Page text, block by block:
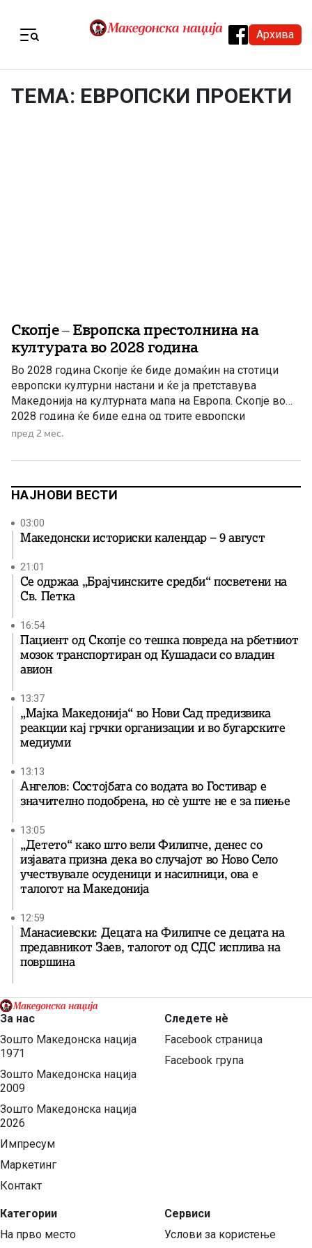
Архива
ТЕМА: ЕВРОПСКИ ПРОЕКТИ
Скопје – Европска престолнина на
културата во 2028 година
Во 2028 година Скопје ќе биде домаќин на стотици
европски културни настани и ќе ја претставува
Македонија на културната мапа на Европа. Скопје во
2028 година ќе биде една од трите европски
престолнини на културата, заедно со Бурж во Франција
најзначајните меѓународни признанија што некогаш го
пред 2 мес.
НАЈНОВИ ВЕСТИ
03:00
Македонски историски календар – 9 август
21:01
Се одржаа „Брајчинските средби“ посветени на
Св. Петка
16:54
Пациент од Скопје со тешка повреда на рбетниот
мозок транспортиран од Кушадаси со владин
авион
13:37
„Мајка Македонија“ во Нови Сад предизвика
реакции кај грчки организации и во бугарските
медиуми
13:13
Ангелов: Состојбата со водата во Гостивар е
значително подобрена, но сè уште не е за пиење
13:05
„Детето“ како што вели Филипче, денес со
изјавата призна дека во случајот во Ново Село
учествувале осуденици и насилници, ова е
талогот на Македонија
12:59
Манасиевски: Децата на Филипче се децата на
предавникот Заев, талогот од СДС исплива на
површина
За нас
Зошто Македонска нација
1971
Зошто Македонска нација
2009
Зошто Македонска нација
2026
Импресум
Маркетинг
Контакт
Категории
На прво место
Следете нѐ
Facebook страница
Facebook група
Сервиси
Услови за користење